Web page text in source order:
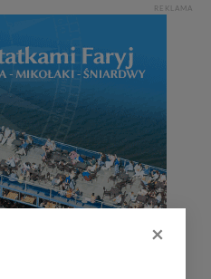
REKLAMA
×